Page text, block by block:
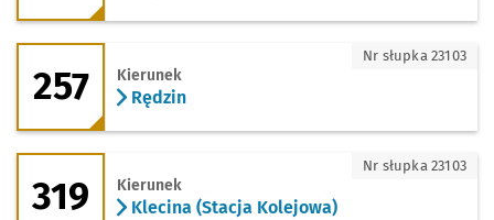
257 - kierunek Rędzin
257 Kierunek
Rędzin
Nr słupka 23103
319 - kierunek Klecina (Stacja
319 Kierunek
Klecina (Stacja Kolejowa)
Nr słupka 23103